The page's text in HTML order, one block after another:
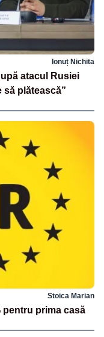
Ionuț Nichita
atacul Rusiei
plătească”
Stoica Marian
pentru prima casă